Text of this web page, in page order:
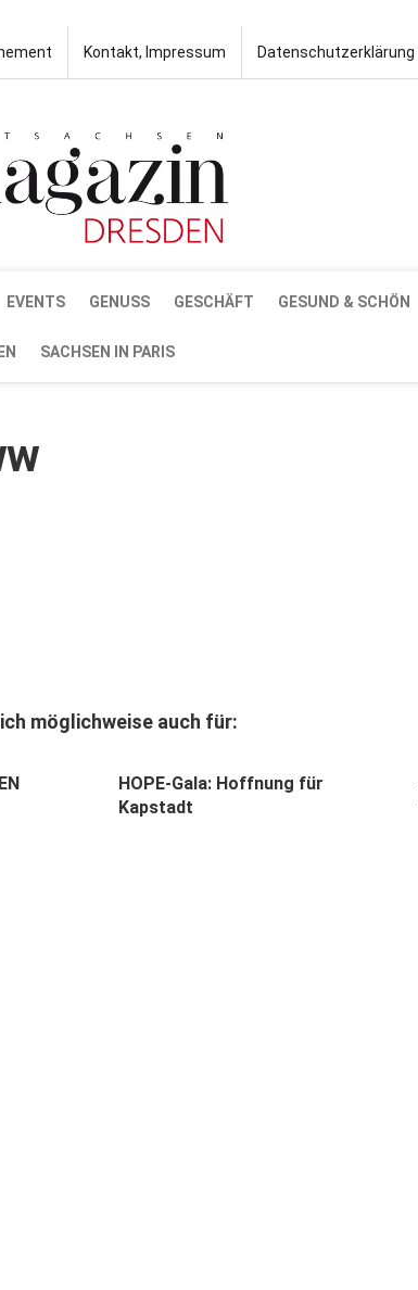
Kontakt, Impressum Datenschutzerklärung
EVENTS GENUSS GESCHÄFT GESUND & SCHÖN
SACHSEN IN PARIS
möglichweise auch für:
HOPE-Gala: Hoffnung für
Kapstadt